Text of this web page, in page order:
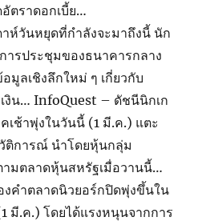
ตราดอกเบี้ย…
ห์วันหยุดที่กำลังจะมาถึงนี้ นัก
ารประชุมของธนาคารกลาง
มูลเชิงลึกใหม่ ๆ เกี่ยวกับ
งิน… InfoQuest – ดัชนีนิกเก
เช้าพุ่งในวันนี้ (1 มี.ค.) แตะ
ติการณ์ นำโดยหุ้นกลุ่ม
มตลาดหุ้นสหรัฐเมื่อวานนี้…
คำตลาดนิวยอร์กปิดพุ่งขึ้นใน
มี.ค.) โดยได้แรงหนุนจากการ